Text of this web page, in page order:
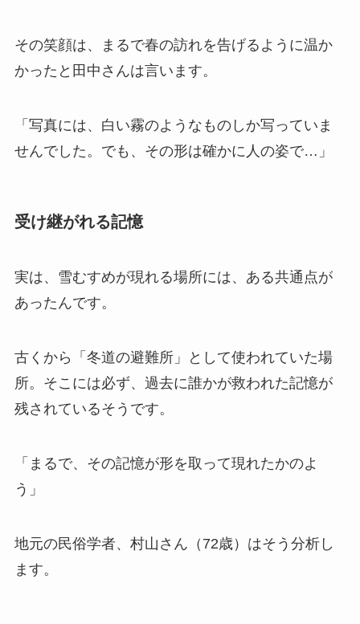
その笑顔は、まるで春の訪れを告げるように温か
かったと田中さんは言います。
「写真には、白い霧のようなものしか写っていま
せんでした。でも、その形は確かに人の姿で…」
受け継がれる記憶
実は、雪むすめが現れる場所には、ある共通点が
あったんです。
古くから「冬道の避難所」として使われていた場
所。そこには必ず、過去に誰かが救われた記憶が
残されているそうです。
「まるで、その記憶が形を取って現れたかのよ
う」
地元の民俗学者、村山さん（72歳）はそう分析し
ます。